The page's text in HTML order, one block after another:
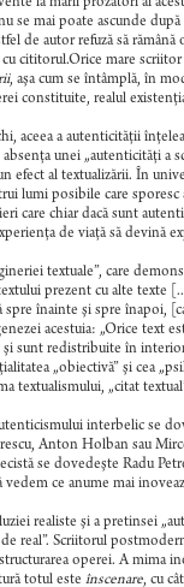
mai poate ascunde
de autor refuză să
cititorul.Orice mare
, aşa cum se întâmplă, în
constituite, realul
aceea a autenticităţii
unei „autenticităţi a
efect al textualizării. În
lumi posibile care
care chiar dacă sunt
de viaţă să devină
textuale”, care
prezent cu alte texte
înainte şi spre înapoi,
acestuia: „Orice text
sunt redistribuite în
„obiectivă” şi cea
„citat
interbelic se
Anton Holban sau
se dovedeşte Radu
ce anume mai
realiste şi a pretinsei
real”. Scriitorul
operei. A mima
totul este înscenare, cu